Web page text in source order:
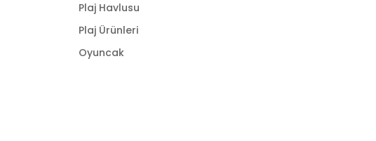
Plaj Havlusu
Plaj Ürünleri
Oyuncak